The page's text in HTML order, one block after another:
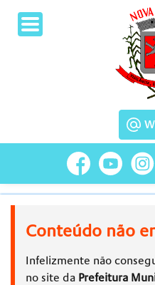
Conteúdo não
Infelizmente não
no site da Prefeitura